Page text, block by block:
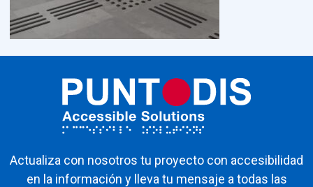
Actualiza con nosotros tu proyecto con accesibilidad
en la información y lleva tu mensaje a todas las